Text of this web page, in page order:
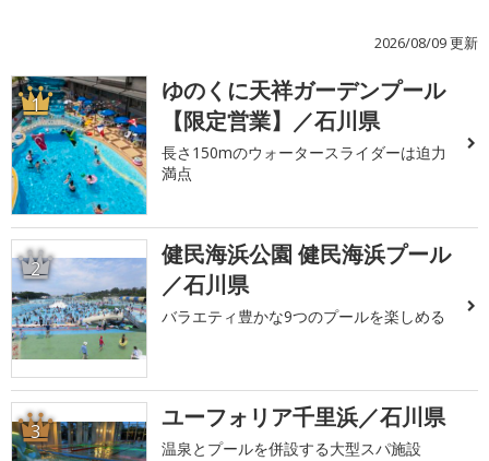
2026/08/09 更新
1
ゆのくに天祥ガーデンプール
【限定営業】／石川県
長さ150mのウォータースライダーは迫力
満点
2
健民海浜公園 健民海浜プール
／石川県
バラエティ豊かな9つのプールを楽しめる
3 ユーフォリア千里浜／石川県
温泉とプールを併設する大型スパ施設